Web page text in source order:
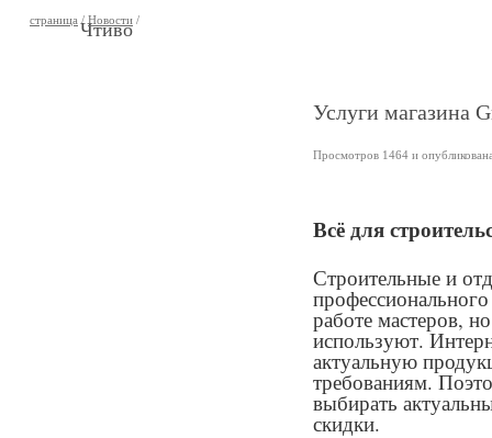
страница / Новости /
Чтиво
Услуги магазина
Просмотров 1464 и
Всё для
Строительные и
работе мастеров,
используют.
актуальную
требованиям.
выбирать
скидки.